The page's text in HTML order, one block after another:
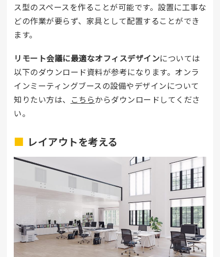
ス型のスペースを作ることが可能です。設置に工事な
どの作業が要らず、家具として配置することができ
ます。
リモート会議に最適なオフィスデザインについては
以下のダウンロード資料が参考になります。オンラ
インミーティングブースの設備やデザインについて
知りたい方は、 こちらからダウンロードしてくださ
い。
レイアウトを考える